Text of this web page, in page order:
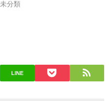
未分類
LINE